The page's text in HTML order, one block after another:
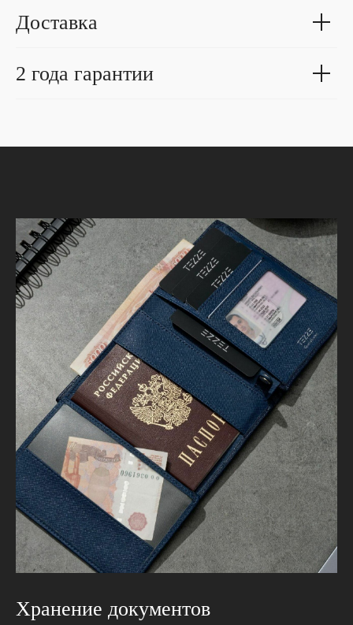
Доставка
2 года гарантии
Хранение документов